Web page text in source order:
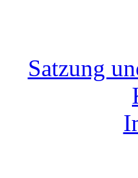
Satzung